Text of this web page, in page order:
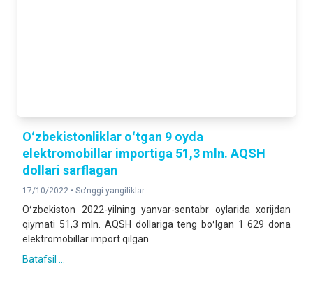
Oʻzbekistonliklar oʻtgan 9 oyda
elektromobillar importiga 51,3 mln. AQSH
dollari sarflagan
17/10/2022 • So'nggi yangiliklar
Oʻzbekiston 2022-yilning yanvar-sentabr oylarida xorijdan
qiymati 51,3 mln. AQSH dollariga teng boʻlgan 1 629 dona
elektromobillar import qilgan.
Batafsil ...